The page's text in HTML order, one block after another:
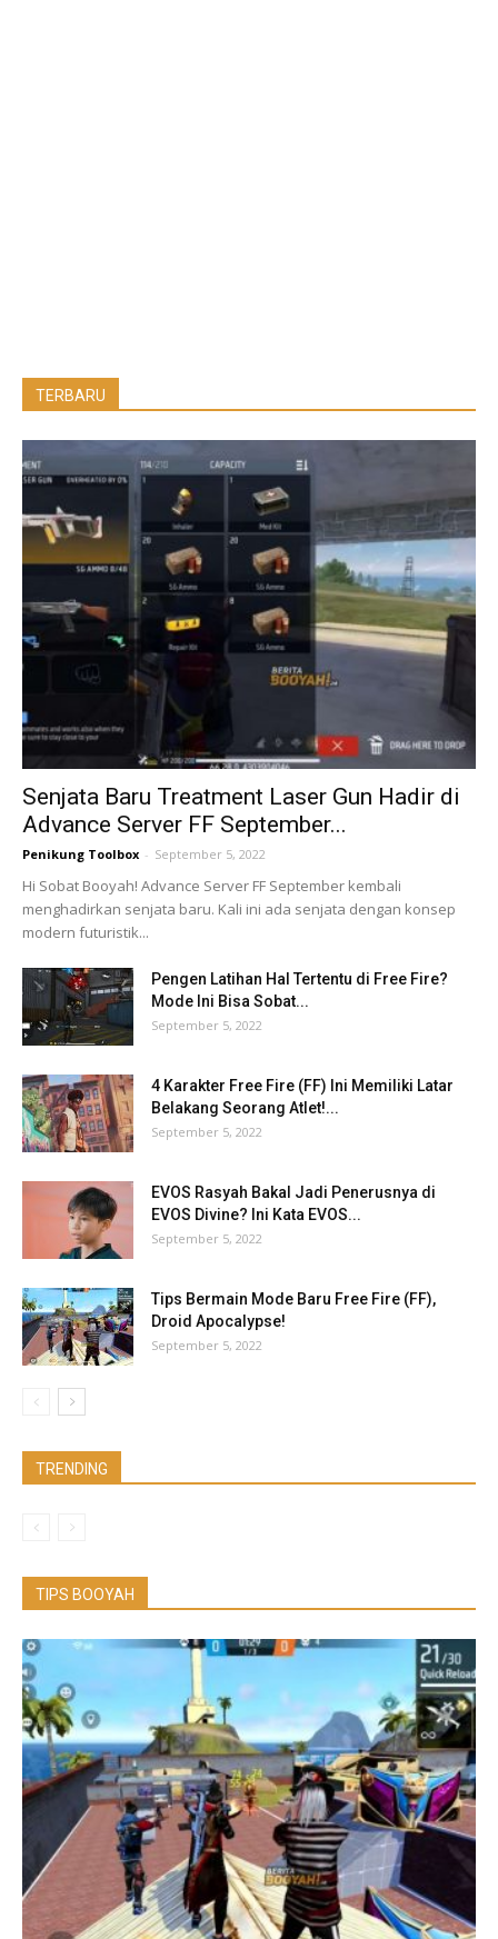
TERBARU
Senjata Baru Treatment Laser Gun Hadir di
Advance Server FF September...
Penikung Toolbox - September 5, 2022
Hi Sobat Booyah! Advance Server FF September kembali
menghadirkan senjata baru. Kali ini ada senjata dengan konsep
modern futuristik...
Pengen Latihan Hal Tertentu di Free Fire?
Mode Ini Bisa Sobat...
September 5, 2022
4 Karakter Free Fire (FF) Ini Memiliki Latar
Belakang Seorang Atlet!...
September 5, 2022
EVOS Rasyah Bakal Jadi Penerusnya di
EVOS Divine? Ini Kata EVOS...
September 5, 2022
Tips Bermain Mode Baru Free Fire (FF),
Droid Apocalypse!
September 5, 2022
TRENDING
TIPS BOOYAH